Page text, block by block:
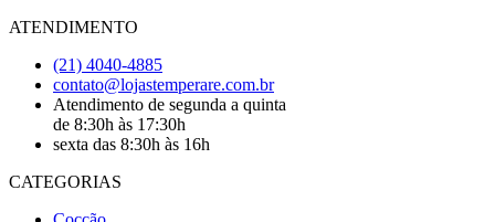
ATENDIMENTO
(21) 4040-4885
contato@lojastemperare.com.br
Atendimento de segunda a quinta
de 8:30h às 17:30h
sexta das 8:30h às 16h
CATEGORIAS